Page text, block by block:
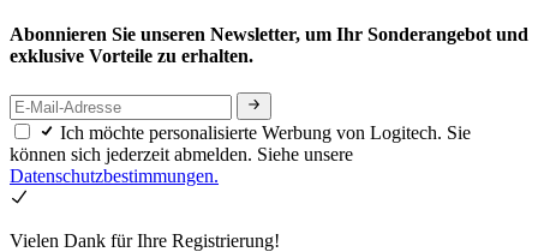
Abonnieren Sie unseren Newsletter, um Ihr Sonderangebot und
exklusive Vorteile zu erhalten.
Ich möchte personalisierte Werbung von Logitech. Sie
können sich jederzeit abmelden. Siehe unsere
Datenschutzbestimmungen.
Vielen Dank für Ihre Registrierung!